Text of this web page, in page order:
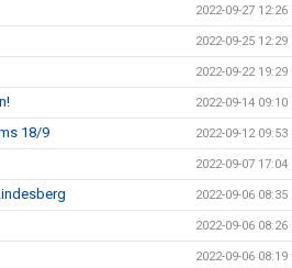
2022-09-27 12:26
2022-09-25 12:29
2022-09-22 19:29
2022-09-14 09:10
18/9 2022-09-12 09:53
2022-09-07 17:04
2022-09-06 08:35
2022-09-06 08:26
2022-09-06 08:19